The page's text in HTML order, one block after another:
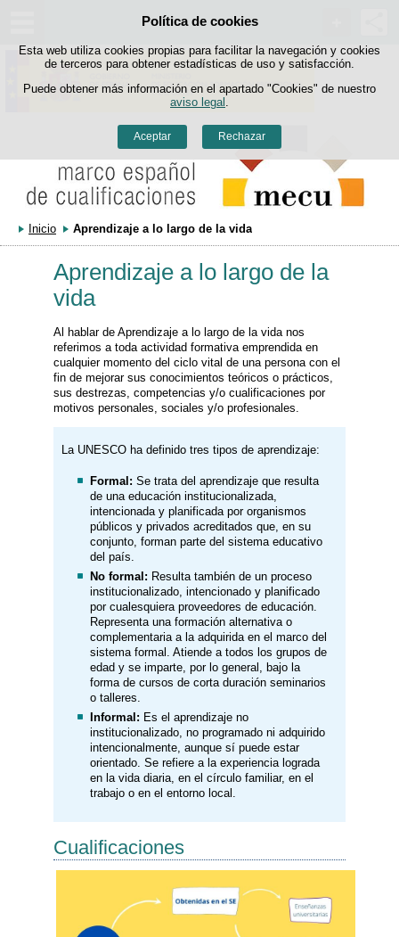
Política de cookies
Esta web utiliza cookies propias para facilitar la navegación y cookies
de terceros para obtener estadísticas de uso y satisfacción.
Puede obtener más información en el apartado "Cookies" de nuestro
aviso legal
Aceptar Rechazar
Saltar al contenido
Inicio Aprendizaje a lo largo de la vida
Aprendizaje a lo largo de la
vida
Al hablar de Aprendizaje a lo largo de la vida nos
referimos a toda actividad formativa emprendida en
cualquier momento del ciclo vital de una persona con el
fin de mejorar sus conocimientos teóricos o prácticos,
sus destrezas, competencias y/o cualificaciones por
motivos personales, sociales y/o profesionales.
​La UNESCO ha definido tres tipos de aprendizaje:
Formal: Se trata del aprendizaje que resulta
de una educación institucionalizada,
intencionada y planificada por organismos
públicos y privados acreditados que, en su
conjunto, forman parte del sistema educativo
del país.
No formal: Resulta también de un proceso
institucionalizado, intencionado y planificado
por cualesquiera proveedores de educación.
Representa una formación alternativa o
complementaria a la adquirida en el marco del
sistema formal. Atiende a todos los grupos de
edad y se imparte, por lo general, bajo la
forma de cursos de corta duración seminarios
o talleres.
Informal: Es el aprendizaje no
institucionalizado, no programado ni adquirido
intencionalmente, aunque sí puede estar
orientado. Se refiere a la experiencia lograda
en la vida diaria, en el círculo familiar, en el
trabajo o en el entorno local.
Cualificaciones